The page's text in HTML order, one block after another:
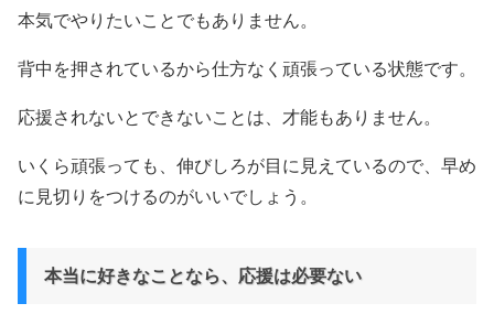
本気でやりたいことでもありません。
背中を押されているから仕方なく頑張っている状態です。
応援されないとできないことは、才能もありません。
いくら頑張っても、伸びしろが目に見えているので、早め
に見切りをつけるのがいいでしょう。
本当に好きなことなら、応援は必要ない